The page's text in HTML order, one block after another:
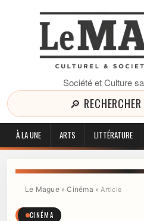
Société et Culture
🔎
À LA UNE ARTS LITTÉRATURE
Le Mague»Cinéma »Article
CINÉMA